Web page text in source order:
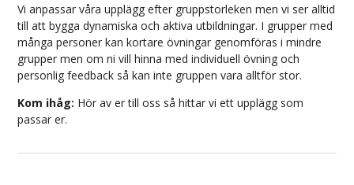
Vi anpassar våra upplägg efter gruppstorleken men vi ser alltid
till att bygga dynamiska och aktiva utbildningar. I grupper med
många personer kan kortare övningar genomföras i mindre
grupper men om ni vill hinna med individuell övning och
personlig feedback så kan inte gruppen vara alltför stor.
Kom ihåg: Hör av er till oss så hittar vi ett upplägg som
passar er.